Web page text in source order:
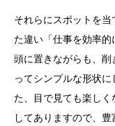
それらにスポットを
た違い「仕事を効率
頭に置きながらも、
ってシンプルな形状
た、目で見ても楽し
してありますので、